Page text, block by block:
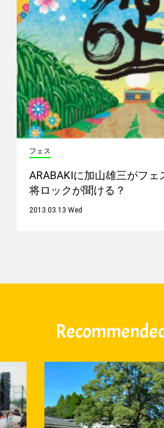
フェス
ARABAKIに加山雄三がフェ
将ロックが聞ける？
2013.03.13 Wed